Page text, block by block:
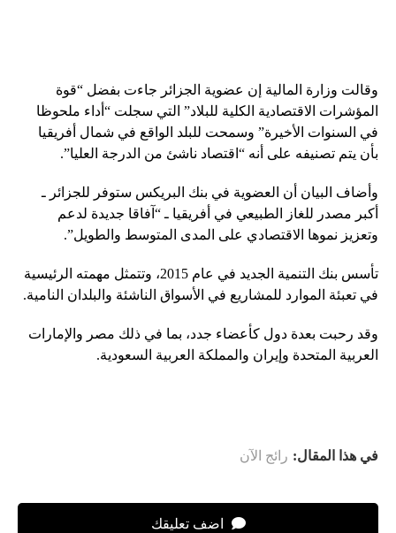
وقالت وزارة المالية إن عضوية الجزائر جاءت بفضل “قوة
المؤشرات الاقتصادية الكلية للبلاد” التي سجلت “أداء ملحوظا
في السنوات الأخيرة” وسمحت للبلد الواقع في شمال أفريقيا
بأن يتم تصنيفه على أنه “اقتصاد ناشئ من الدرجة العليا”.
وأضاف البيان أن العضوية في بنك البريكس ستوفر للجزائر ـ
أكبر مصدر للغاز الطبيعي في أفريقيا ـ “آفاقا جديدة لدعم
وتعزيز نموها الاقتصادي على المدى المتوسط ​​والطويل”.
تأسس بنك التنمية الجديد في عام 2015، وتتمثل مهمته الرئيسية
في تعبئة الموارد للمشاريع في الأسواق الناشئة والبلدان النامية.
وقد رحبت بعدة دول كأعضاء جدد، بما في ذلك مصر والإمارات
العربية المتحدة وإيران والمملكة العربية السعودية.
في هذا المقال: رائج الآن
اضف تعليقك